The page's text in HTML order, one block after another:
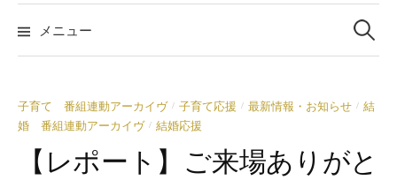
メニュー
検
索:
子育て 番組連動アーカイヴ / 子育て応援 / 最新情報・お知らせ / 結
婚 番組連動アーカイヴ / 結婚応援
【レポート】ご来場ありがと